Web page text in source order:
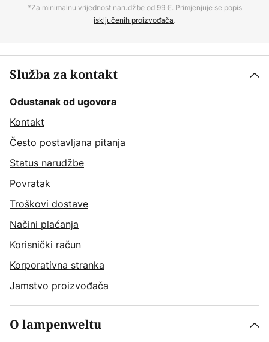
*Za minimalnu vrijednost narudžbe od 99 €. Primjenjuje se popis
isključenih proizvođača.
Služba za kontakt
Odustanak od ugovora
Kontakt
Često postavljana pitanja
Status narudžbe
Povratak
Troškovi dostave
Načini plaćanja
Korisnički račun
Korporativna stranka
Jamstvo proizvođača
O lampenweltu